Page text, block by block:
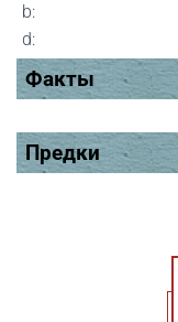
b:
d:
Факты
Предки